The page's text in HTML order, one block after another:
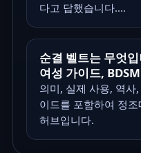
다고 답했습니다....
순결 벨트는 무엇
여성 가이드,
의미, 실제 사용, 역사
이드를 포함하여 정
허브입니다.